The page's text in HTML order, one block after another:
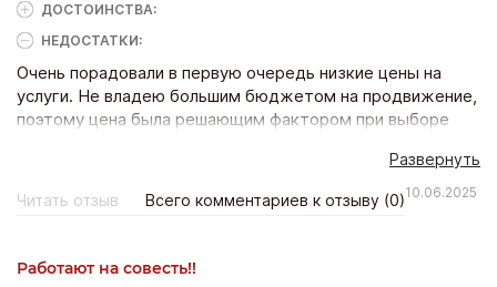
ДОСТОИНCТВА:
НЕДОСТАТКИ:
Очень порадовали в первую очередь низкие цены на
услуги. Не владею большим бюджетом на продвижение,
поэтому цена была решающим фактором при выборе
соцсетей, можно работать с одним сервисом, не
перескакивая от сайта к сайту. Заметила, что часто
делают акции, беру всегда их при возможности. в
Развернуть
Читать отзыв Всего комментариев к отзыву (0)10.06.2025
Работают на совесть!!